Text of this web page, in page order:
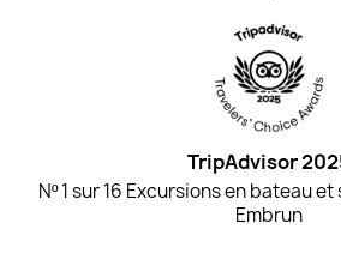
TripAdvisor
Nº 1 sur 16 Excursions en bateau
Embrun